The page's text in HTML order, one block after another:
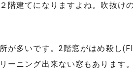
階建てになりますよね。吹抜け
が多いです。2階窓がはめ殺し
ーニング出来ない窓もあります。